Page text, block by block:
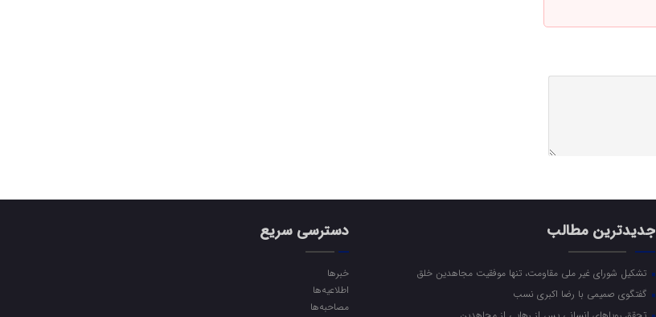
جدیدترین مطالب
تشکیل شورای غیر ملی مقاومت، تنها موفقیت مجاهدین خلق
گفتگوی صمیمی با رضا اکبری نسب
دسترسی سریع
خبرها
اطلاعیه‌ها
مصاحبه‌ها